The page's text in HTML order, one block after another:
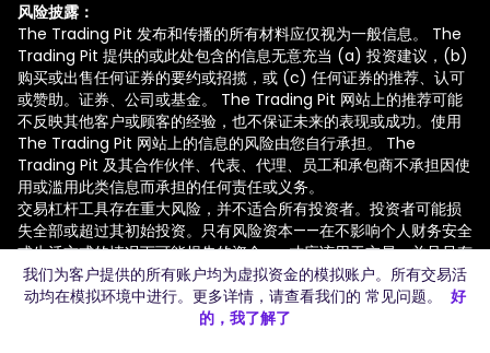
风险披露：
The Trading Pit 发布和传播的所有材料应仅视为一般信息。 The
Trading Pit 提供的或此处包含的信息无意充当 (a) 投资建议，(b)
购买或出售任何证券的要约或招揽，或 (c) 任何证券的推荐、认可
或赞助。证券、公司或基金。 The Trading Pit 网站上的推荐可能
不反映其他客户或顾客的经验，也不保证未来的表现或成功。使用
The Trading Pit 网站上的信息的风险由您自行承担。 The
Trading Pit 及其合作伙伴、代表、代理、员工和承包商不承担因使
用或滥用此类信息而承担的任何责任或义务。
交易杠杆工具存在重大风险，并不适合所有投资者。投资者可能损
失全部或超过其初始投资。只有风险资本——在不影响个人财务安全
或生活方式的情况下可能损失的资金——才应该用于交易，并且只有
那些拥有足够风险资本的人才能从事交易。本文件并非买卖期货、
期权或外汇的招揽或要约。过去的表现并不一定能预测未来的结
我们为客户提供的所有账户均为虚拟资金的模拟账户。所有交易活
动均在模拟环境中进行。更多详情，请查看我们的 常见问题。
好
的，我了解了